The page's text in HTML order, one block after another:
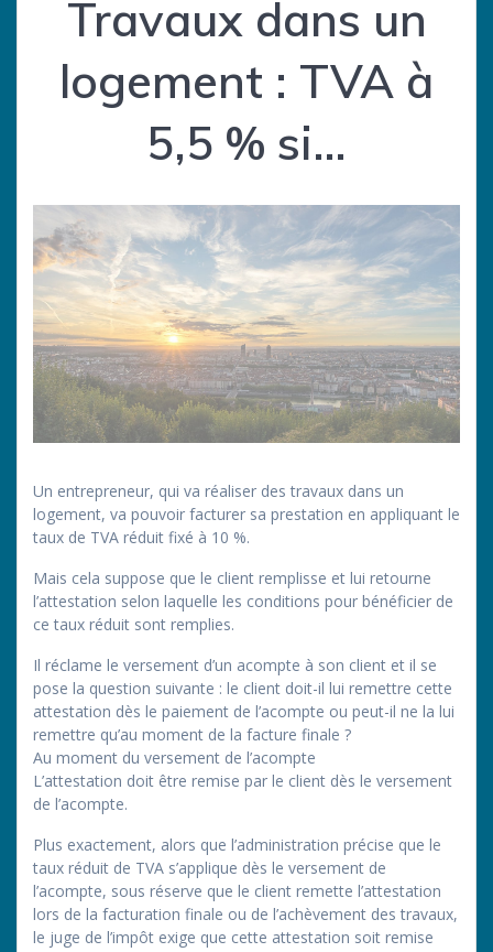
Travaux dans un
logement : TVA à
5,5 % si…
Un entrepreneur, qui va réaliser des travaux dans un
logement, va pouvoir facturer sa prestation en appliquant le
taux de TVA réduit fixé à 10 %.
Mais cela suppose que le client remplisse et lui retourne
l’attestation selon laquelle les conditions pour bénéficier de
ce taux réduit sont remplies.
Il réclame le versement d’un acompte à son client et il se
pose la question suivante : le client doit-il lui remettre cette
attestation dès le paiement de l’acompte ou peut-il ne la lui
remettre qu’au moment de la facture finale ?
Au moment du versement de l’acompte
L’attestation doit être remise par le client dès le versement
de l’acompte.
Plus exactement, alors que l’administration précise que le
taux réduit de TVA s’applique dès le versement de
l’acompte, sous réserve que le client remette l’attestation
lors de la facturation finale ou de l’achèvement des travaux,
le juge de l’impôt exige que cette attestation soit remise